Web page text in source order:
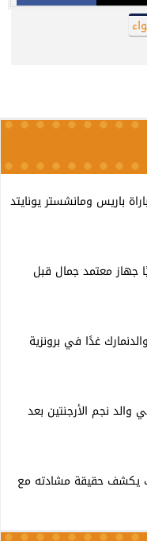
باريس ومانشستر يونايتد
جهاز معتمد جمال قبل
غدًا في برونزية
نجم الأرجنتين بعد
يكشف حقيقة مشادته مع